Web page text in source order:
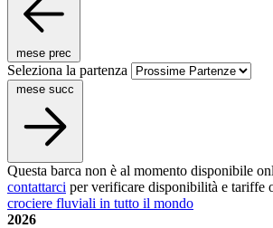
mese prec
Seleziona la partenza
mese succ
Questa barca non è al momento disponibile
contattarci per verificare disponibilità e tariffe
crociere fluviali in tutto il mondo
2026